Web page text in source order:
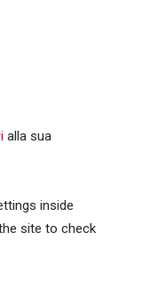
alla sua
inside
site to check